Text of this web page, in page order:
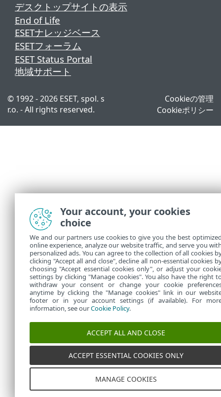
デスクトップサイトの表示
End of Life
ESETナレッジベース
ESETフォーラム
ESET Status Portal
地域サポート
© 1992 - 2026 ESET, spol. s
r.o. - All rights reserved.
Cookieの管理
Cookieポリシー
Your account, your cookies
choice
We and our partners use cookies to give you the best
online experience, analyze our website traffic, and serve you
personalized ads. You can agree to the collection of all cookies
clicking "Accept all and close", decline all non-essential cookies
choosing "Accept essential cookies only", or adjust your
settings by clicking "Manage cookies". You also have the right
withdraw your consent or change your cookie
anytime by clicking the "Manage cookies" link in our
footer or in your account settings (if available). For
information, see ourCookie Policy.
ACCEPT ALL AND CLOSE
ACCEPT ESSENTIAL COOKIES ONLY
MANAGE COOKIES